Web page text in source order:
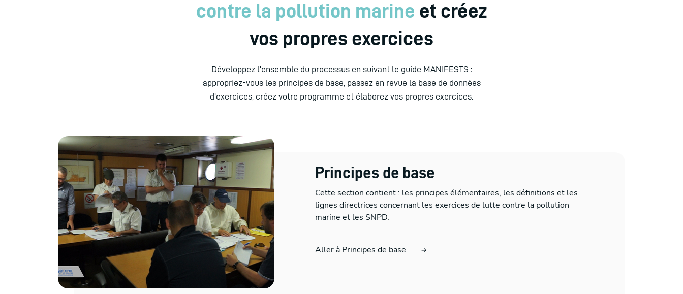
contre la pollution marine et créez
vos propres exercices
Développez l'ensemble du processus en suivant le guide MANIFESTS :
appropriez-vous les principes de base, passez en revue la base de données
d'exercices, créez votre programme et élaborez vos propres exercices.
Principes de base
Cette section contient : les principes élémentaires, les définitions et les
lignes directrices concernant les exercices de lutte contre la pollution
marine et les SNPD.
Aller à Principes de base